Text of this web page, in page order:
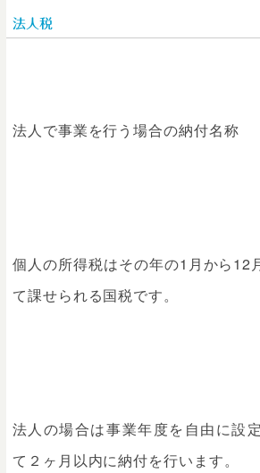
法人税
法人で事業を行う場合の納付名称
個人の所得税はその年の1月から12
て課せられる国税です。
法人の場合は事業年度を自由に設
て２ヶ月以内に納付を行います。